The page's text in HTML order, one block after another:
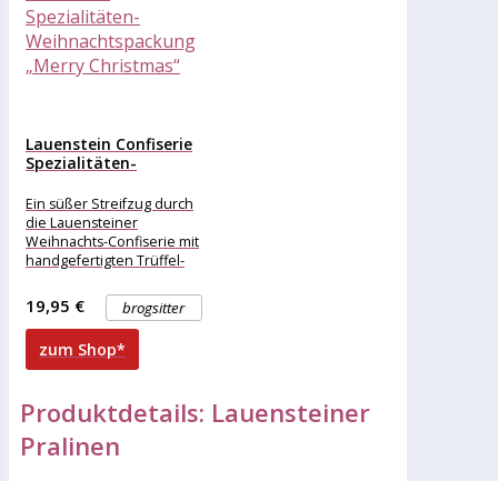
Lauenstein Confiserie
Spezialitäten-
„Merry Christmas“
Ein süßer Streifzug durch
die Lauensteiner
Weihnachts-Confiserie mit
handgefertigten Trüffel-
Das Weihnachtsmotiv ist
eine Banderole, die man
abziehen
brogsitter
19,95 €
zum Shop*
Produktdetails: Lauensteiner
Pralinen